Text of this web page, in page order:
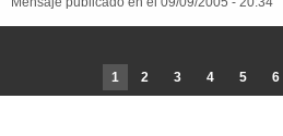
1 2 3 4 5 6